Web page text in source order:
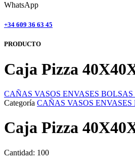
WhatsApp
+34 609 36 63 45
PRODUCTO
Caja Pizza
CAÑAS VASOS ENVASES
Categoría CAÑAS VASOS
Caja Pizza
Cantidad: 100